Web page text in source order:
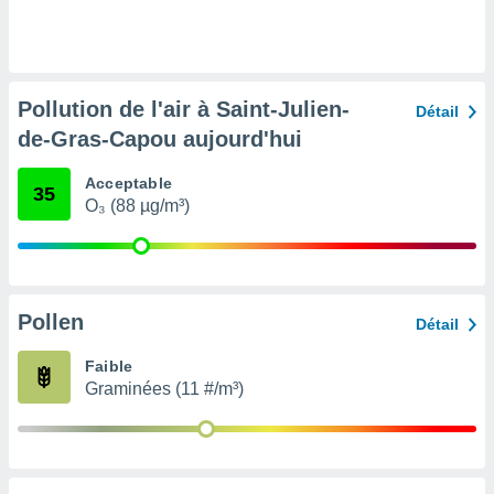
vous
de la
des
notre
le
en
Pollution de l'air à Saint-Julien-
de-Gras-Capou aujourd'hui
Détail
35 Acceptable
O₃ (88 µg/m³)
Pollen Détail
Faible
Graminées (11 #/m³)